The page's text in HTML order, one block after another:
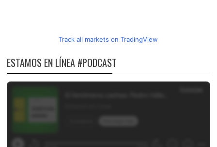
Track all markets on TradingView
ESTAMOS EN LÍNEA #PODCAST